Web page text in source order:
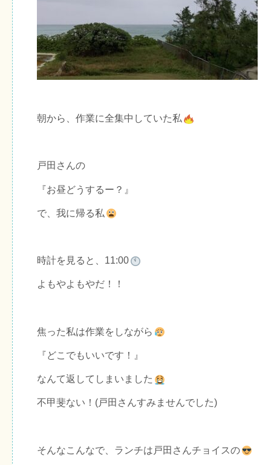
朝から、作業に全集中していた私
戸田さんの
『お昼どうするー？』
で、我に帰る私
時計を見ると、11:00
よもやよもやだ！！
焦った私は作業をしながら
『どこでもいいです！』
なんて返してしまいました
不甲斐ない！(戸田さんすみませんでした)
そんなこんなで、ランチは戸田さんチョイスの